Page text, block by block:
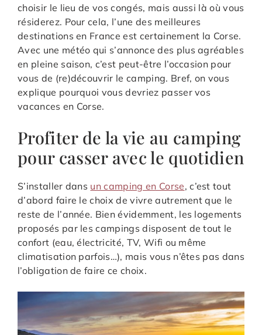
choisir le lieu de vos congés, mais aussi là où vous
résiderez. Pour cela, l’une des meilleures
destinations en France est certainement la Corse.
Avec une météo qui s’annonce des plus agréables
en pleine saison, c’est peut-être l’occasion pour
vous de (re)découvrir le camping. Bref, on vous
explique pourquoi vous devriez passer vos
vacances en Corse.
Profiter de la vie au camping
pour casser avec le quotidien
S’installer dans un camping en Corse, c’est tout
d’abord faire le choix de vivre autrement que le
reste de l’année. Bien évidemment, les logements
proposés par les campings disposent de tout le
confort (eau, électricité, TV, Wifi ou même
climatisation parfois…), mais vous n’êtes pas dans
l’obligation de faire ce choix.